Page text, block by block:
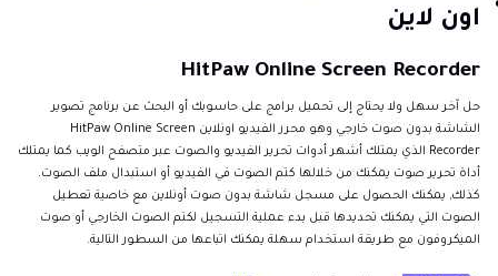
اون لاين
HitPaw Online Screen Recorder
حل آخر سهل ولا يحتاج إلى تحميل برامج على حاسوبك أو البحث عن برنامج تصوير
الشاشة بدون صوت خارجي وهو محرر الفيديو اونلاين HitPaw Online Screen
Recorder الذي يمتلك أشهر أدوات تحرير الفيديو والصوت عبر متصفح الويب كما يمتلك
أداة تحرير صوت يمكنك من خلالها كتم الصوت في الفيديو أو استبدال ملف الصوت.
كذلك, يمكنك الحصول على مسجل شاشة بدون صوت أونلاين مع خاصية تعطيل
الصوت التي يمكنك تحديدها قبل بدء عملية التسجيل لكتم الصوت الخارجي أو صوت
الميكروفون مع طريقة استخدام سهلة يمكنك اتباعها من السطور التالية.